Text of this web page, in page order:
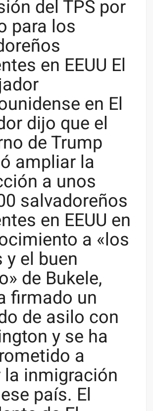
del TPS por
para los
en EEUU El
en El
dijo que el
de Trump
ampliar la
a unos
salvadoreños
en EEUU en
a «los
y el buen
de Bukele,
firmado un
de asilo con
y se ha
a
inmigración
país. El